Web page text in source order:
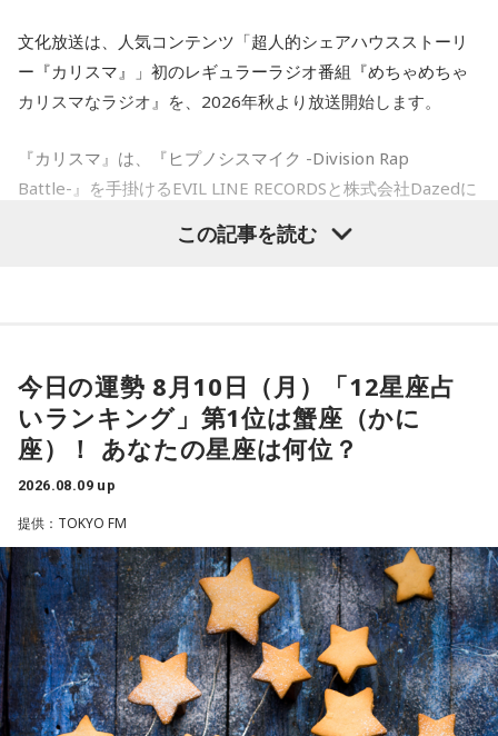
番組Webサイト：http://www.tfm.co.jp/oto/
動きがますます身近になる今、海外で学んだ経験や視野は、
日本の行政にも欠かせません。だからこそ、人材への投資は
しっかり続けています」と強調します。
続いて、人事院が現在力を入れている公務ブランディング
「府省横断チーム」について伺います。2025年7月に立ち上
がったこの取り組みについて、平野さんは、「各府省の中
堅・若手職員100人以上が集まり、国家公務員の仕事の魅力
意見交換しながら、発信の仕方を考えていきました。そし
て、その思いを1つの言葉に込めたブランドメッセージ「国の
ミライをつくる、唯一無二の挑戦がある」を策定しました。
それとあわせて「6つの種」と呼ぶサブメッセージも発表され
ています。平野さんは、その1つとして『主語は「日本」対象
は「国民」日本まるごと、自分ごと』を紹介し、「国家公務
員の仕事は100兆円を超える国家予算のもとに、未来に向け
て一手を打つ、そんなスケールの大きな仕事です。目立つ仕
事ではない場合もありますが、『自らの手で社会を変える』
『国民のためを真剣に考える』『国民全員が対象の範囲であ
る』。そんな“静かな熱”を持って働いている人が多いです。こ
のサブメッセージには、そうした思いが込められていると思
っています」と語ります。
を向けば良いか、そして、このまま暗い雰囲気のまま仕事を
すべきか、悩んでいます。アドバイスをいただきたいです。
＜江原からの回答＞
――あまりにも身勝手な男性の振る舞いに、番組パートナー
の奥迫は「そういう方と結婚しなくて良かったんじゃないか
場になっても、どちらにも不誠実な方です。今後もこういう
ホですよ、こんなの。早く分かって良かったじゃない。
奥迫：良かったです。私もそう思います。
江原：ねえ。そんな男を見抜けなかった自分を恥じるべき。
奥迫：そうなんですよ。こういうことってなかなか……本当に
嫌ですね。
江原：私はね、他にも（同じようなことをされている女性
が）いると思う。
奥迫：なるほど！
文化放送は、人気コンテンツ「超人的シェアハウスストーリ
ー『カリスマ』」初のレギュラーラジオ番組『めちゃめちゃ
カリスマなラジオ』を、2026年秋より放送開始します。
『カリスマ』は、『ヒプノシスマイク -Division Rap
Battle-』を手掛けるEVIL LINE RECORDSと株式会社Dazedに
楽、ライブ、イベントなど様々な展開を続け、2027年1月に
このたび、本日8月9日（日）にTACHIKAWA STAGE
GARDENで開催された3DCG LIVE「凡人社プレゼンツ カリス
マハウスツアー 2026夏」DAY2夜公演にて、レギュラーラジ
オ番組『めちゃめちゃカリスマなラジオ』をスタートするこ
とを発表しました。ラジオ番組には、『カリスマ』のキャラ
クターを演じる小野友樹、山中真尋、福原かつみ、細田健
太、日向朔公、大河元気、橋詰知久による“七人のカリスマ声
優”が出演。毎回2名程度の組み合わせによる輪番制で、作品
の世界観やキャラクターの魅力を活かした投稿コーナー、楽
曲企画などを展開し、『カリスマ』ならではのラジオをお届
けします。
この記事を読む
今日の運勢 8月10日（月）「12星座占
いランキング」第1位は蟹座（かに
座）！ あなたの星座は何位？
2026.08.09 up
提供：TOKYO FM